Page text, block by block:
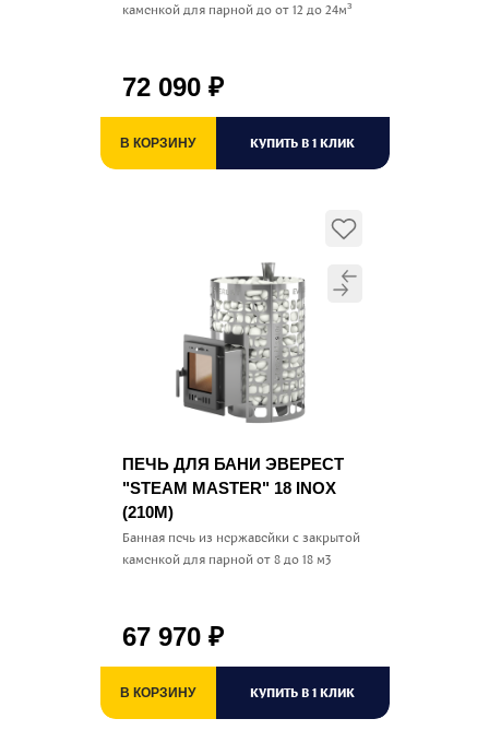
каменкой для парной до от 12 до 24м³
72 090 ₽
В КОРЗИНУ КУПИТЬ В 1 КЛИК
ПЕЧЬ ДЛЯ БАНИ ЭВЕРЕСТ
"STEAM MASTER" 18 INOX
(210М)
Банная печь из нержавейки с закрытой
каменкой для парной от 8 до 18 м3
67 970 ₽
В КОРЗИНУ КУПИТЬ В 1 КЛИК